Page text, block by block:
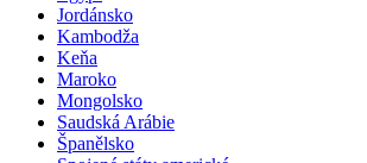
Jordánsko
Kambodža
Keňa
Maroko
Mongolsko
Saudská Arábie
Španělsko